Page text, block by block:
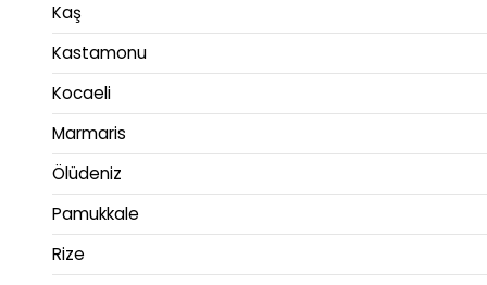
Kaş
Kastamonu
Kocaeli
Marmaris
Ölüdeniz
Pamukkale
Rize